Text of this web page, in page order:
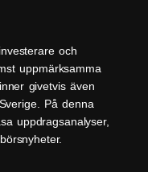
och
uppmärksamma
givetvis även
På denna
uppdragsanalyser,